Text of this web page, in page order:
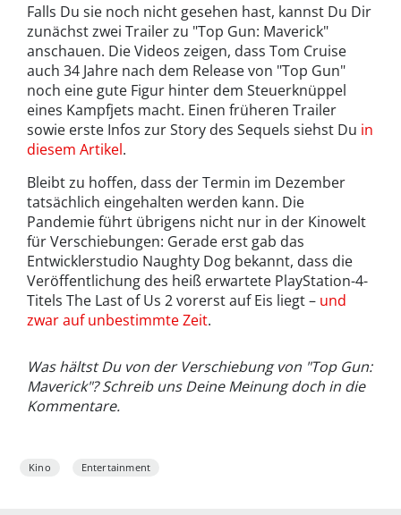
Falls Du sie noch nicht gesehen hast, kannst Du Dir
zunächst zwei Trailer zu "Top Gun: Maverick"
anschauen. Die Videos zeigen, dass Tom Cruise
auch 34 Jahre nach dem Release von "Top Gun"
noch eine gute Figur hinter dem Steuerknüppel
eines Kampfjets macht. Einen früheren Trailer
sowie erste Infos zur Story des Sequels siehst Du in
diesem Artikel.
Bleibt zu hoffen, dass der Termin im Dezember
tatsächlich eingehalten werden kann. Die
Pandemie führt übrigens nicht nur in der Kinowelt
für Verschiebungen: Gerade erst gab das
Entwicklerstudio Naughty Dog bekannt, dass die
Veröffentlichung des heiß erwartete PlayStation-4-
Titels The Last of Us 2 vorerst auf Eis liegt – und
zwar auf unbestimmte Zeit.
Was hältst Du von der Verschiebung von "Top Gun:
Maverick"? Schreib uns Deine Meinung doch in die
Kommentare.
Kino Entertainment